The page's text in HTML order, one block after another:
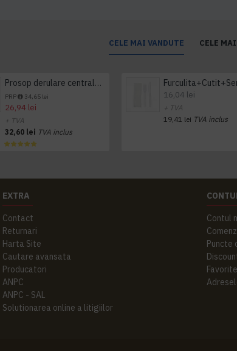
CELE MAI VANDUTE CELE
Prosop derulare centrala 1 pliu, 300 m Tork
PRP 34,65 lei
26,94 lei
+ TVA
32,60 lei TVA inclus
16,04 lei
+ TVA
19,41 lei TVA inclus
EXTRA
Contact
Returnari
Harta Site
Cautare avansata
Producatori
ANPC
ANPC - SAL
Solutionarea online a litigiilor
Contul
Puncte
Favorite